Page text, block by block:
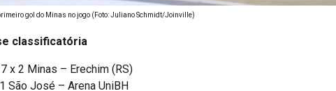
gol do Minas no jogo (Foto: Juliano Schmidt/Joinville)
classificatória
x 2 Minas – Erechim (RS)
São José – Arena UniBH